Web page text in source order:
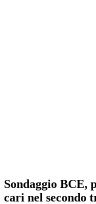
Sondaggio BCE,
cari nel secondo